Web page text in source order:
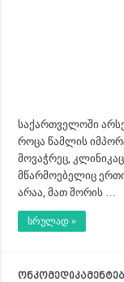
საქართველოში
როცა წამლის
მოვაჭრეც,
მწარმოებელიც
არაა, მათ შორის …
სრულად »